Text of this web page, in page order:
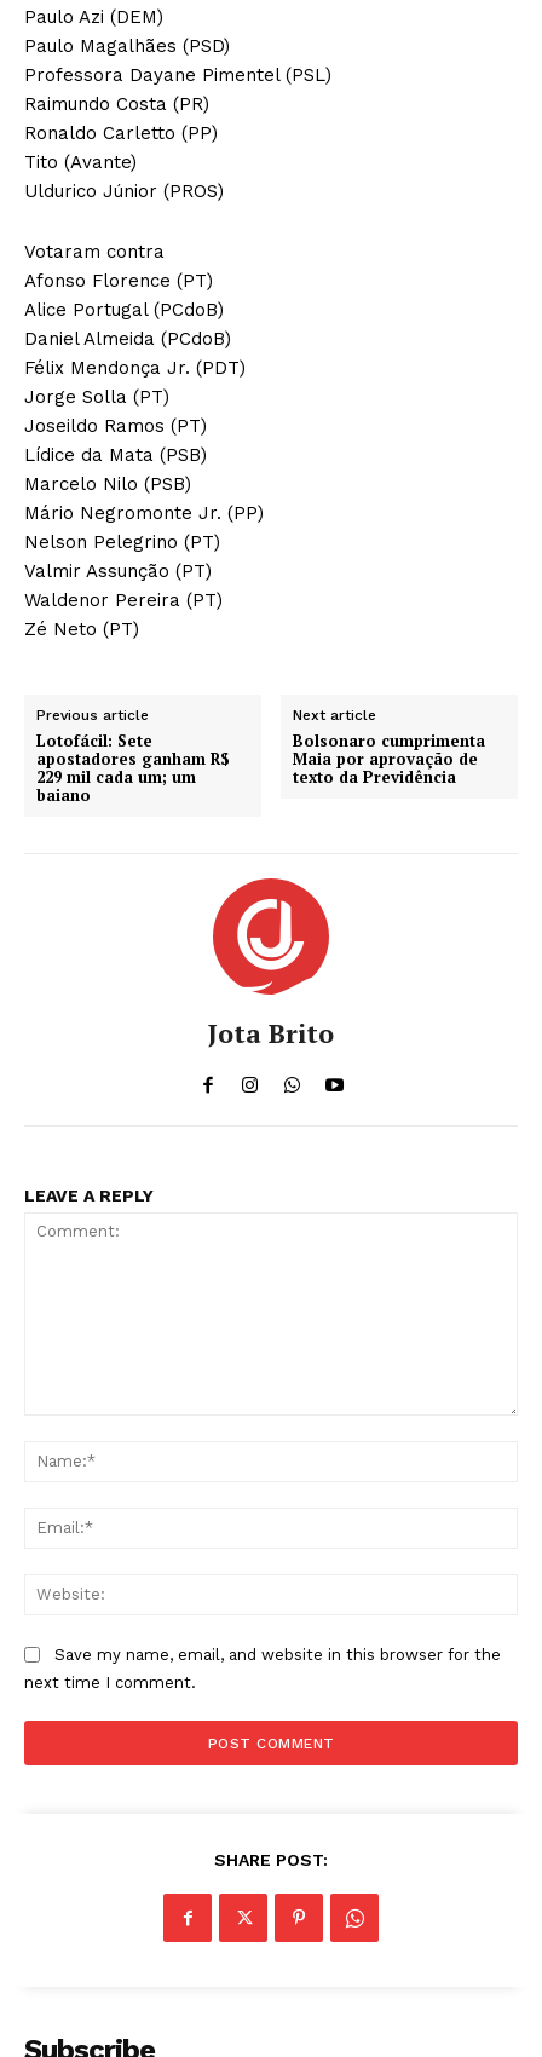
Paulo Azi (DEM)
Paulo Magalhães (PSD)
Professora Dayane Pimentel (PSL)
Raimundo Costa (PR)
Ronaldo Carletto (PP)
Tito (Avante)
Uldurico Júnior (PROS)
Votaram contra
Afonso Florence (PT)
Alice Portugal (PCdoB)
Daniel Almeida (PCdoB)
Félix Mendonça Jr. (PDT)
Jorge Solla (PT)
Joseildo Ramos (PT)
Lídice da Mata (PSB)
Marcelo Nilo (PSB)
Mário Negromonte Jr. (PP)
Nelson Pelegrino (PT)
Valmir Assunção (PT)
Waldenor Pereira (PT)
Zé Neto (PT)
Previous article
Lotofácil: Sete
apostadores ganham R$
229 mil cada um; um
baiano
Next article
Bolsonaro cumprimenta
Maia por aprovação de
texto da Previdência
Jota Brito
LEAVE A REPLY
Save my name, email, and website in this browser for the
next time I comment.
SHARE POST:
Subscribe